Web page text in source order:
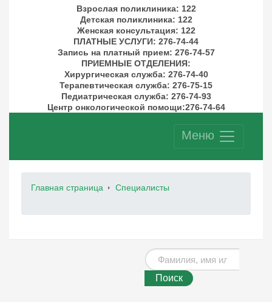
Взрослая поликлиника: 122
Детская поликлиника: 122
Женская консультация: 122
ПЛАТНЫЕ УСЛУГИ: 276-74-44
Запись на платный прием: 276-74-57
ПРИЕМНЫЕ ОТДЕЛЕНИЯ:
Хирургическая служба: 276-74-40
Терапевтическая служба: 276-75-15
Педиатрическая служба: 276-74-93
Центр онкологической помощи:276-74-64
Меню
Главная страница Специалисты
Поиск